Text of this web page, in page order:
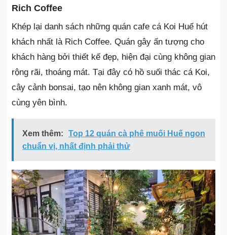
Rich Coffee
Khép lại danh sách những quán cafe cá Koi Huế hút
khách nhất là Rich Coffee. Quán gây ấn tượng cho
khách hàng bởi thiết kế đẹp, hiện đại cùng không gian
rộng rãi, thoáng mát. Tại đây có hồ suối thác cá Koi,
cây cảnh bonsai, tạo nên không gian xanh mát, vô
cùng yên bình.
Xem thêm:
Top 12 quán cà phê muối Huế ngon
chuẩn vị, nhất định phải thử